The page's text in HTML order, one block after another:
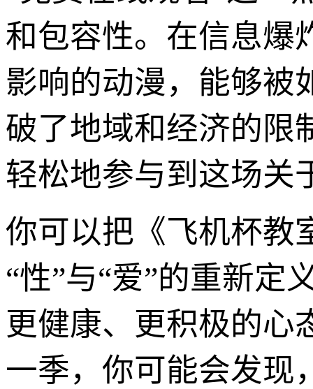
和包容性。在信息爆
影响的动漫，能够被
破了地域和经济的限
轻松地参与到这场关
你可以把《飞机杯教
“性”与“爱”的重新定
更健康、更积极的心
一季，你可能会发现